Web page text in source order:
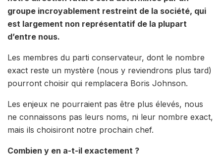
groupe incroyablement restreint de la société, qui
est largement non représentatif de la plupart
d’entre nous.
Les membres du parti conservateur, dont le nombre
exact reste un mystère (nous y reviendrons plus tard)
pourront choisir qui remplacera Boris Johnson.
Les enjeux ne pourraient pas être plus élevés, nous
ne connaissons pas leurs noms, ni leur nombre exact,
mais ils choisiront notre prochain chef.
Combien y en a-t-il exactement ?